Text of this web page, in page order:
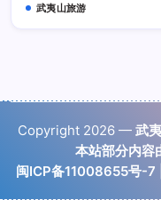
武夷山旅游
Copyright 2026 — 武
本站部分内容
闽ICP备11008655号-7